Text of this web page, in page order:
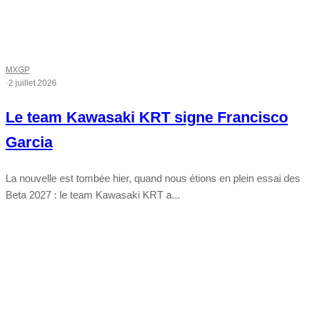
MXGP
·2 juillet 2026
Le team Kawasaki KRT signe Francisco
Garcia
La nouvelle est tombée hier, quand nous étions en plein essai des
Beta 2027 : le team Kawasaki KRT a...